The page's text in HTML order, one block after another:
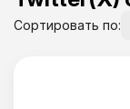
Сортировать по: